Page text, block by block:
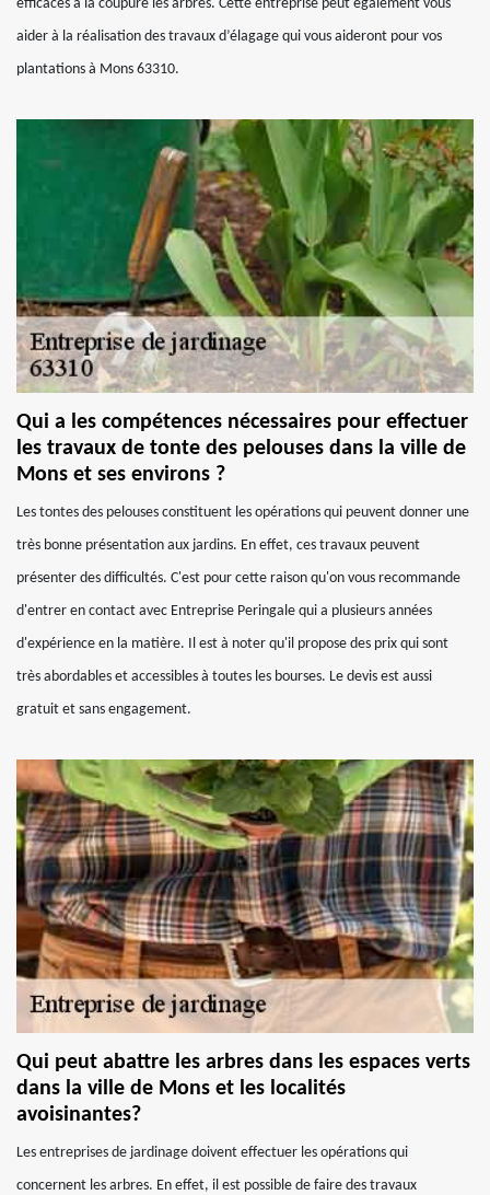
efficaces à la coupure les arbres. Cette entreprise peut également vous
aider à la réalisation des travaux d’élagage qui vous aideront pour vos
plantations à Mons 63310.
Qui a les compétences nécessaires pour effectuer
les travaux de tonte des pelouses dans la ville de
Mons et ses environs ?
Les tontes des pelouses constituent les opérations qui peuvent donner une
très bonne présentation aux jardins. En effet, ces travaux peuvent
présenter des difficultés. C'est pour cette raison qu'on vous recommande
d'entrer en contact avec Entreprise Peringale qui a plusieurs années
d'expérience en la matière. Il est à noter qu'il propose des prix qui sont
très abordables et accessibles à toutes les bourses. Le devis est aussi
gratuit et sans engagement.
Qui peut abattre les arbres dans les espaces verts
dans la ville de Mons et les localités
avoisinantes?
Les entreprises de jardinage doivent effectuer les opérations qui
concernent les arbres. En effet, il est possible de faire des travaux